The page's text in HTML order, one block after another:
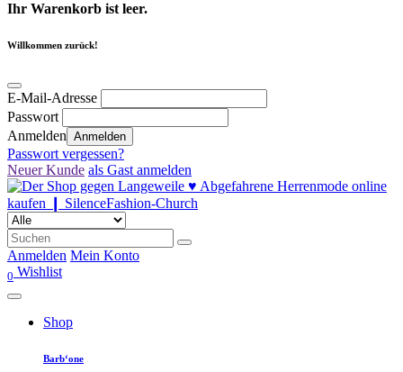
Ihr Warenkorb ist leer.
Willkommen zurück!
E-Mail-Adresse
Passwort
Anmelden Anmelden
Passwort vergessen?
Neuer Kunde als Gast anmelden
Anmelden Mein Konto
0 Wishlist
Shop
Barb‘one